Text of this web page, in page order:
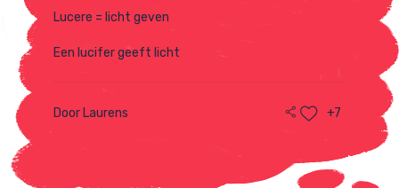
Lucere = licht geven
Een lucifer geeft licht
Door Laurens +7